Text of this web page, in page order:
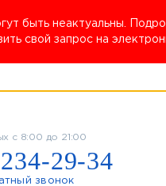
быть неактуальны.
свой запрос на
с 8:00 до 21:00
234-29-34
звонок